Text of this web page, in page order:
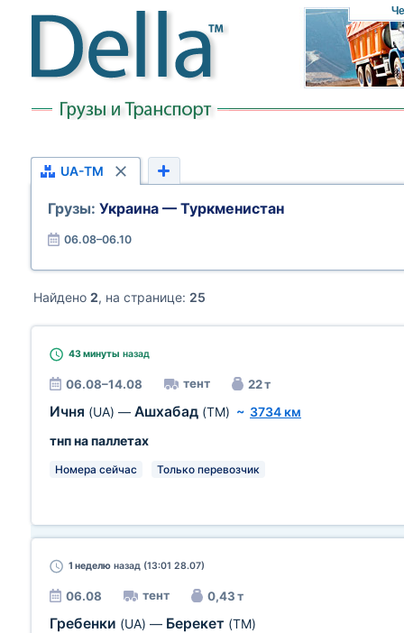
UA-TM
Грузы: Украина — Туркменистан
06.08–06.10
Найдено 2, на странице: 25
43 минуты назад
06.08–14.08 тент 22 т
Ичня (UA) — Ашхабад (TM) ~ 3734 км
тнп на паллетах
Номера сейчас Только перевозчик
1 неделю назад (13:01 28.07)
06.08 тент 0,43 т
Гребенки (UA) — Берекет (TM)